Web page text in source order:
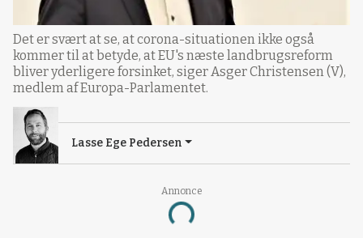
Annonce
Loading...
Det er svært at se, at corona-situationen ikke også
kommer til at betyde, at EU's næste landbrugsreform
bliver yderligere forsinket, siger Asger Christensen (V),
medlem af Europa-Parlamentet.
Lasse Ege Pedersen